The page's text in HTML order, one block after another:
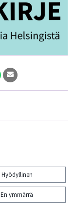
Hyödyllinen
En ymmärrä